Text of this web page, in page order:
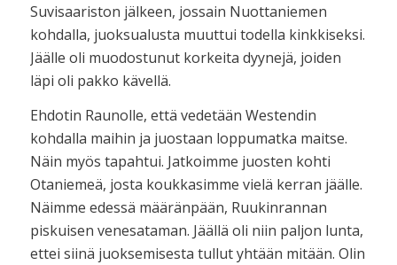
Suvisaariston jälkeen, jossain Nuottaniemen
kohdalla, juoksualusta muuttui todella kinkkiseksi.
Jäälle oli muodostunut korkeita dyynejä, joiden
läpi oli pakko kävellä.
Ehdotin Raunolle, että vedetään Westendin
kohdalla maihin ja juostaan loppumatka maitse.
Näin myös tapahtui. Jatkoimme juosten kohti
Otaniemeä, josta koukkasimme vielä kerran jäälle.
Näimme edessä määränpään, Ruukinrannan
piskuisen venesataman. Jäällä oli niin paljon lunta,
ettei siinä juoksemisesta tullut yhtään mitään. Olin